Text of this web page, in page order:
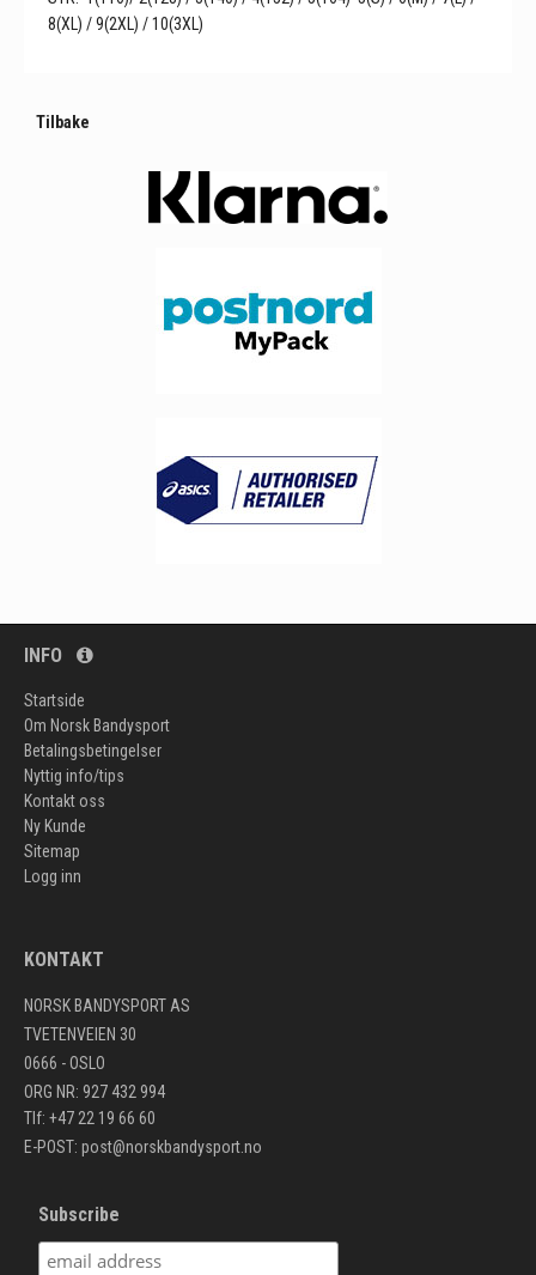
8(XL) / 9(2XL) / 10(3XL)
Tilbake
INFO
Startside
Om Norsk Bandysport
Betalingsbetingelser
Nyttig info/tips
Kontakt oss
Ny Kunde
Sitemap
Logg inn
KONTAKT
NORSK BANDYSPORT AS
TVETENVEIEN 30
0666 - OSLO
ORG NR: 927 432 994
Tlf: +47 22 19 66 60
E-POST: post@norskbandysport.no
Subscribe